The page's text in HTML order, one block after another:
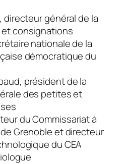
directeur général de la
consignations
nationale de la
démocratique du
président de la
des petites et
du Commissariat à
Grenoble et directeur
du CEA